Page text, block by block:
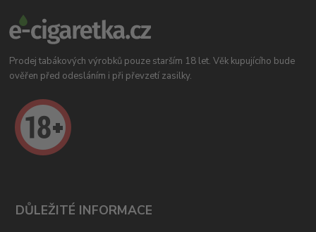
Prodej tabákových výrobků pouze starším 18 let. Věk kupujícího bude
ověřen před odesláním i při převzetí zasilky.
DŮLEŽITÉ INFORMACE